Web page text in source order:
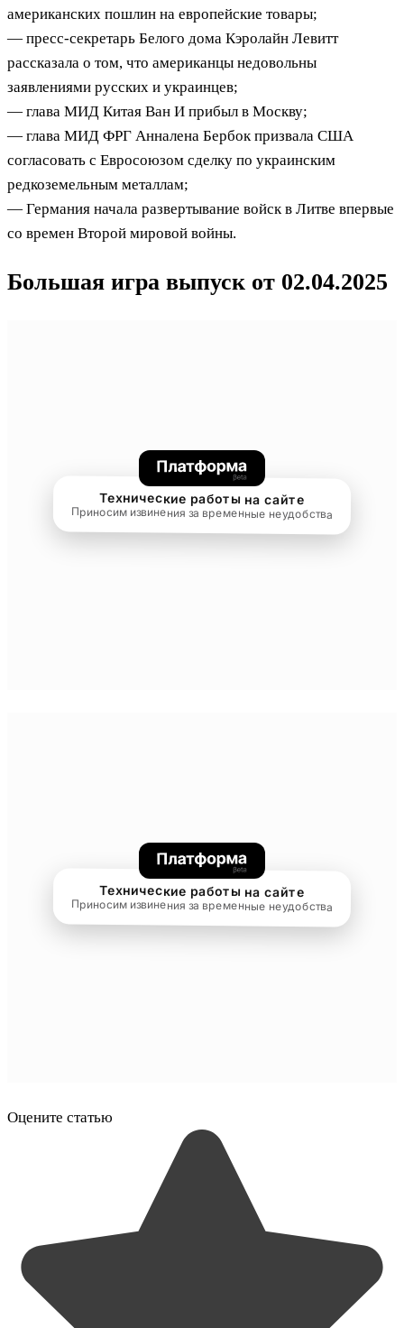
американских пошлин на европейские товары;
— пресс-секретарь Белого дома Кэролайн Левитт
рассказала о том, что американцы недовольны
заявлениями русских и украинцев;
— глава МИД Китая Ван И прибыл в Москву;
— глава МИД ФРГ Анналена Бербок призвала США
согласовать с Евросоюзом сделку по украинским
редкоземельным металлам;
— Германия начала развертывание войск в Литве впервые
со времен Второй мировой войны.
Большая игра выпуск от 02.04.2025
Оцените статью